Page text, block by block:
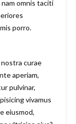
omnis taciti
porro.
curae
aperiam,
pulvinar,
vivamus
eiusmod,